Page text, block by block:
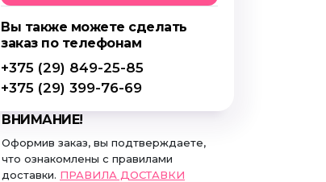
Вы также можете сделать
заказ по телефонам
+375 (29) 849-25-85
+375 (29) 399-76-69
ВНИМАНИЕ!
Оформив заказ, вы подтверждаете,
что ознакомлены с правилами
доставки. ПРАВИЛА ДОСТАВКИ